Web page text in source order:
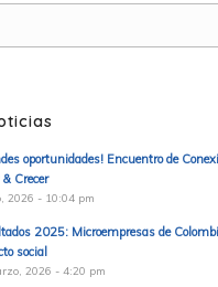
oportunidades! Encuentro de
Crecer
2026 - 10:04 pm
2025: Microempresas de
social
2026 - 4:20 pm